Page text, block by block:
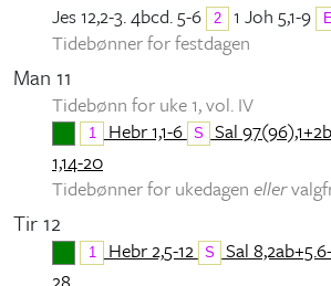
Jes 12,2-3. 4bcd. 5-6 2 1 Joh 5,1-9
Tidebønner for festdagen
Man 11
Tidebønn for uke 1, vol. IV
1 Hebr 1,1-6 S Sal
1,14-20
Tidebønner for ukedagen eller
Tir 12
1 Hebr 2,5-12 S Sal